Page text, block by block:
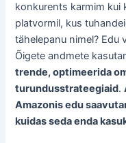
konkurents karmim kui
platvormil, kus
tähelepanu nimel?
Õigete andmete
trende, optimeerida
turundusstrateegiaid.
Amazonis edu
kuidas seda enda